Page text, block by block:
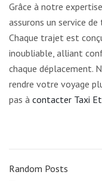
Grâce à notre
assurons un service
Chaque trajet est
inoubliable, alliant
chaque déplacement.
rendre votre voyage
pas à contacter Taxi
Random Posts